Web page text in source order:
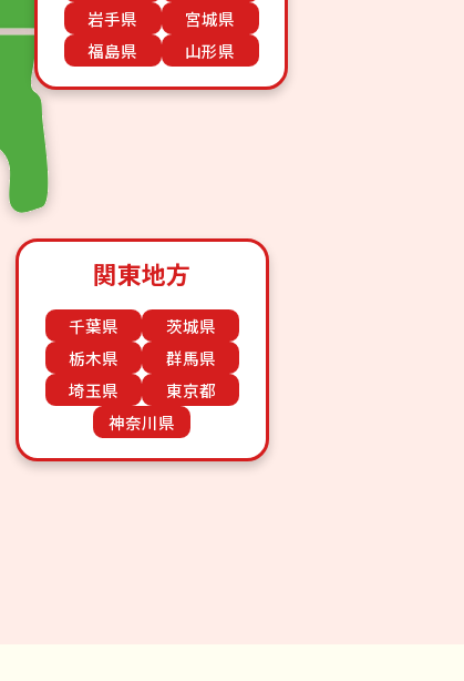
岩手県
宮城県
福島県
山形県
関東地方
千葉県
茨城県
栃木県
群馬県
埼玉県
東京都
神奈川県